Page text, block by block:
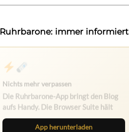
Ruhrbarone: immer informiert
Nichts mehr verpassen
Die Ruhrbarone-App bringt den Blog
aufs Handy. Die Browser Suite hält
dich am Desktop auf dem Laufenden.
App herunterladen